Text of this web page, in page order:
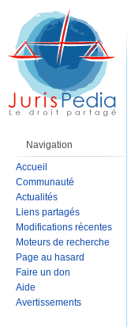
Navigation
Accueil
Communauté
Actualités
Liens partagés
Modifications récentes
Moteurs de recherche
Page au hasard
Faire un don
Aide
Avertissements